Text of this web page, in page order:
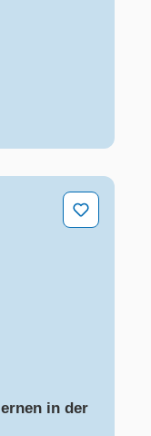
in der Kita
in der